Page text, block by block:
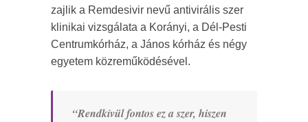
zajlik a Remdesivir nevű antivirális szer
klinikai vizsgálata a Korányi, a Dél-Pesti
Centrumkórház, a János kórház és négy
egyetem közreműködésével.
“Rendkívül fontos ez a szer, hiszen